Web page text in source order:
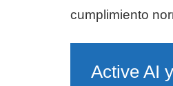
cumplimiento
Active AI